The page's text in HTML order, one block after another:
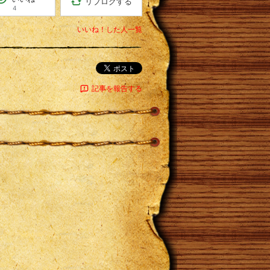
4
いいね！した人一覧
ポスト
記事を報告する